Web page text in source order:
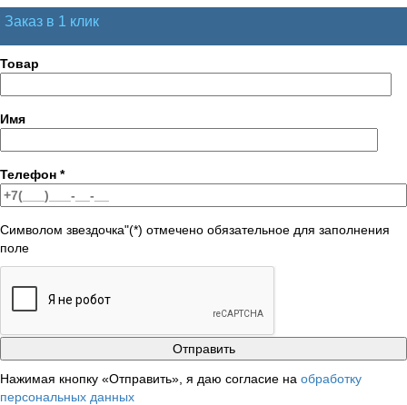
Заказ в 1 клик
Товар
Имя
Телефон *
Символом звездочка"(*) отмечено обязательное для заполнения
поле
Нажимая кнопку «Отправить», я даю согласие на обработку
персональных данных